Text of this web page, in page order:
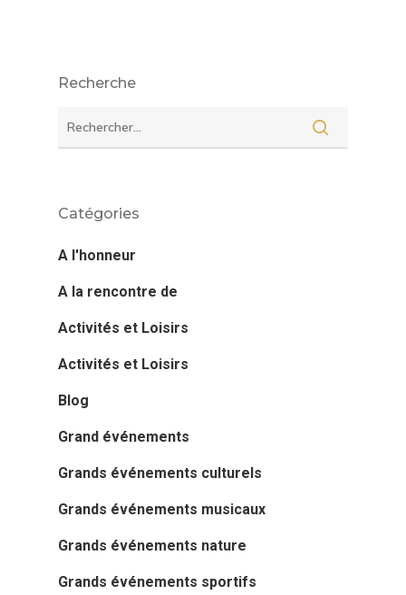
Recherche
Catégories
A l'honneur
A la rencontre de
Activités et Loisirs
Activités et Loisirs
Blog
Grand événements
Grands événements culturels
Grands événements musicaux
Grands événements nature
Grands événements sportifs